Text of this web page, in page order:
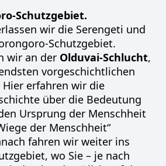
Schutzgebiet.
wir die Serengeti und
Schutzgebiet.
wir an der Olduvai-Schlucht,
vorgeschichtlichen
erfahren wir die
über die Bedeutung
Ursprung der Menschheit
der Menschheit“
fahren wir weiter ins
wo Sie – je nach